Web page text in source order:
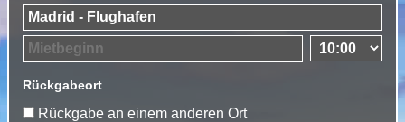
Rückgabeort
Rückgabe an einem anderen Ort